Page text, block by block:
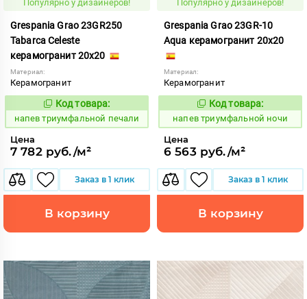
Популярно у дизайнеров!
Grespania Grao 23GR250
Tabarca Celeste
керамогранит 20x20
Материал:
Керамогранит
1091195
Код товара:
напев триумфальной печали
Цена
7 782 руб./м²
Заказ в 1 клик
В корзину
Популярно у дизайнеров!
Grespania Grao 23GR-10
Aqua керамогранит 20x20
Материал:
Керамогранит
1091186
Код товара:
напев триумфальной ночи
Цена
6 563 руб./м²
Заказ в 1 клик
В корзину